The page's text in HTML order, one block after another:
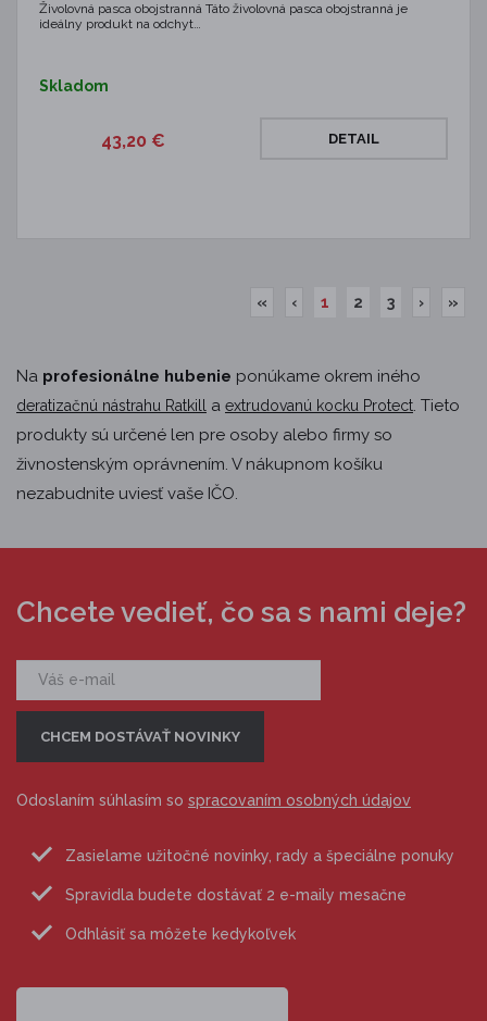
Živolovná pasca obojstranná Táto živolovná pasca obojstranná je
ideálny produkt na odchyt…
Skladom
43,20 € DETAIL
« ‹ 1 2 3 › »
Na profesionálne hubenie ponúkame okrem iného
deratizačnú nástrahu Ratkill a extrudovanú kocku Protect. Tieto
produkty sú určené len pre osoby alebo firmy so
živnostenským oprávnením. V nákupnom košíku
nezabudnite uviesť vaše IČO.
Chcete vedieť, čo sa s nami deje?
Odoslaním súhlasím so spracovaním osobných údajov
Zasielame užitočné novinky, rady a špeciálne ponuky
Spravidla budete dostávať 2 e-maily mesačne
Odhlásiť sa môžete kedykoľvek